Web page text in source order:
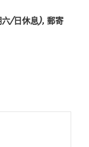
/日休息), 郵寄